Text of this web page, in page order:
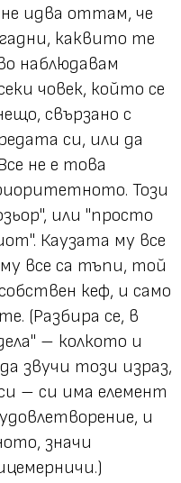
идва оттам, че
каквито те
наблюдавам
човек, който се
свързано с
си, или да
не е това
Този
или "просто
Каузата му все
все са тъпи, той
кеф, и само
(Разбира се, в
– колкото и
звучи този израз,
– си има елемент
и
значи